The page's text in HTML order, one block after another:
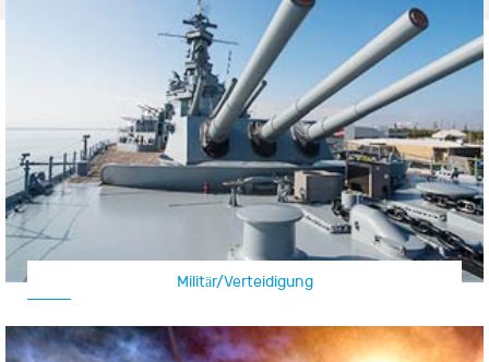
Militär/Verteidigung